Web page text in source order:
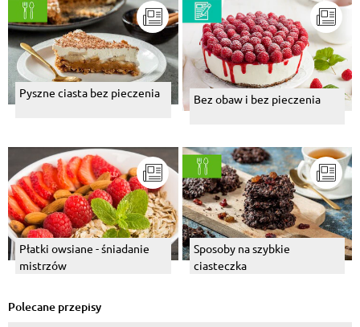
Pyszne ciasta bez pieczenia Bez obaw i bez pieczenia
Płatki owsiane - śniadanie
mistrzów
Sposoby na szybkie
ciasteczka
Polecane przepisy